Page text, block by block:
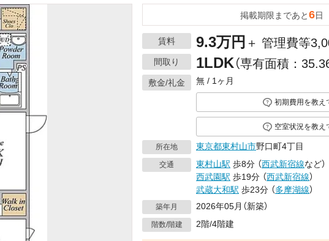
掲載期限まであと6日
賃料 9.3万円 ＋ 管理費等
間取り 1LDK（専有面積：
敷金/礼金 無 / 1ヶ月
初期費用を教え
空室状況を教え
所在地 東京都東村山市野口町4丁目
交通 東村山駅 歩8分 （西武新宿線など）
西武園駅 歩19分 （西武新宿線）
武蔵大和駅 歩23分 （多摩湖線）
築年月 2026年05月（新築）
階数/階建 2階/4階建